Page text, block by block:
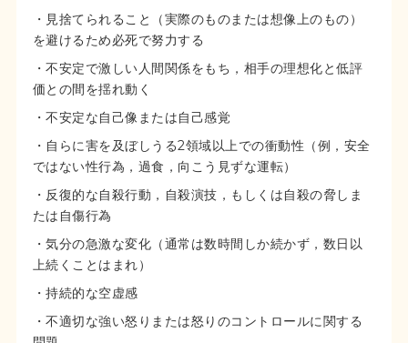
・見捨てられること（実際のものまたは想像上のもの）
を避けるため必死で努力する
・不安定で激しい人間関係をもち，相手の理想化と低評
価との間を揺れ動く
・不安定な自己像または自己感覚
・自らに害を及ぼしうる2領域以上での衝動性（例，安全
ではない性行為，過食，向こう見ずな運転）
・反復的な自殺行動，自殺演技，もしくは自殺の脅しま
たは自傷行為
・気分の急激な変化（通常は数時間しか続かず，数日以
上続くことはまれ）
・持続的な空虚感
・不適切な強い怒りまたは怒りのコントロールに関する